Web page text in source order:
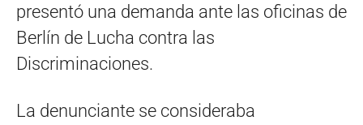
presentó una demanda ante las oficinas de
Berlín de Lucha contra las
Discriminaciones.
La denunciante se consideraba